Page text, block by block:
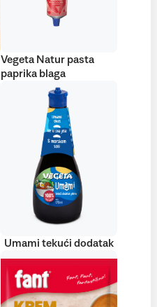
Vegeta Natur pasta
paprika blaga
Umami tekući dodatak